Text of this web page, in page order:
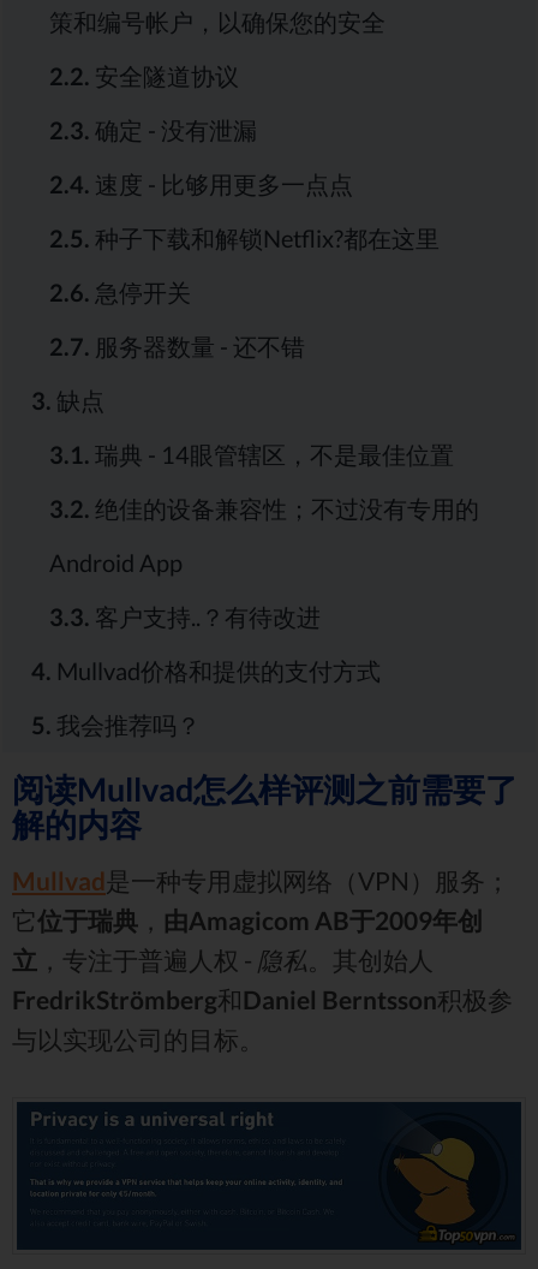
策和编号帐户，以确保您的安全
2.2. 安全隧道协议
2.3. 确定 - 没有泄漏
2.4. 速度 - 比够用更多一点点
2.5. 种子下载和解锁Netflix?都在这里
2.6. 急停开关
2.7. 服务器数量 - 还不错
3. 缺点
3.1. 瑞典 - 14眼管辖区，不是最佳位置
3.2. 绝佳的设备兼容性；不过没有专用的
Android App
3.3. 客户支持..？有待改进
4. Mullvad价格和提供的支付方式
5. 我会推荐吗？
阅读Mullvad怎么样评测之前需要了
解的内容
Mullvad是一种专用虚拟网络（VPN）服务；
它位于瑞典 ， 由Amagicom AB于2009年创
立 ，专注于普遍人权 - 隐私。其创始人
FredrikStrömberg和Daniel Berntsson积极参
与以实现公司的目标。